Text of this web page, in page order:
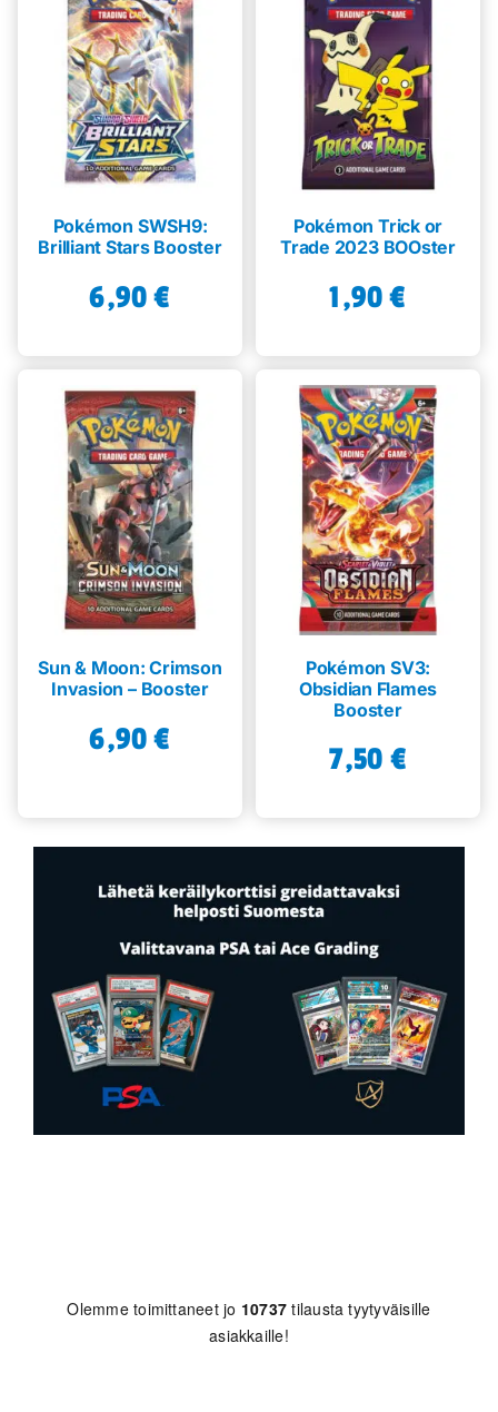
Pokémon SWSH9:
Brilliant Stars Booster
6,90€
Pokémon Trick or
Trade 2023 BOOster
1,90€
Sun & Moon: Crimson
Invasion – Booster
6,90€
Pokémon SV3:
Obsidian Flames
Booster
7,50 €
Olemme toimittaneet jo 10737 tilausta tyytyväisille
asiakkaille!